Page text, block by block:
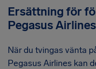
Ersättning för
Pegasus Airlines
När du tvingas vänta
Pegasus Airlines kan